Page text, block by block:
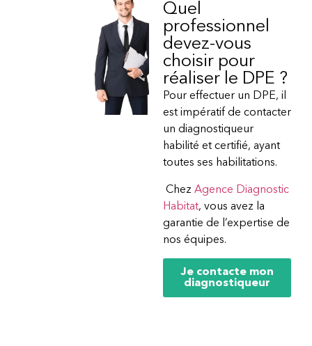
Quel
professionnel
devez-vous
choisir pour
réaliser le DPE ?
Pour effectuer un DPE, il
est impératif de contacter
un diagnostiqueur
habilité et certifié, ayant
toutes ses habilitations.
Chez Agence Diagnostic
Habitat, vous avez la
garantie de l’expertise de
nos équipes.
Je contacte mon
diagnostiqueur